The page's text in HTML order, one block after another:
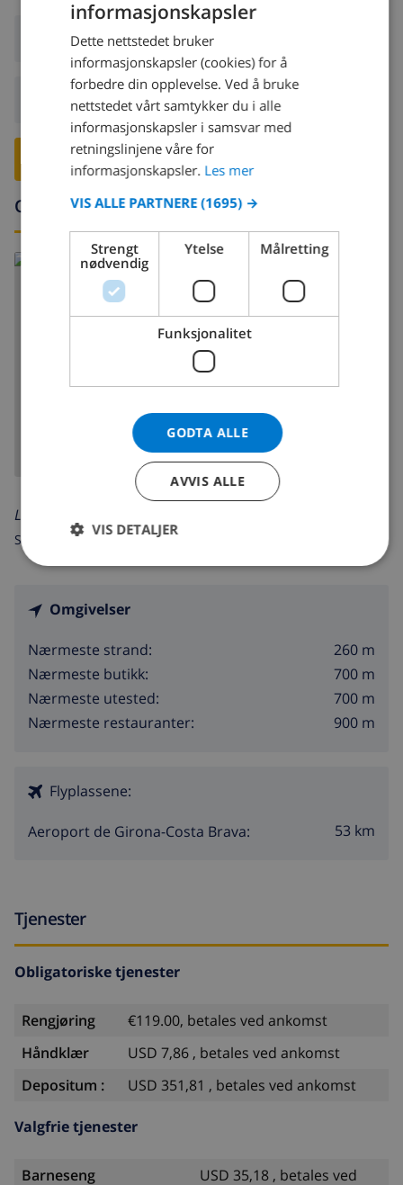
Ankomst: Fra 16:00 før 20:00
Avreise:Før: 10:00
RESERVER DENNE VILLAEN ›
Omgivelser
VIS KART
Les mer om:
Spania > Costa Brava >L'Escala
Omgivelser
Nærmeste strand:
260 m
Nærmeste butikk:
700 m
Nærmeste utested:
700 m
Nærmeste restauranter:
900 m
Flyplassene:
Aeroport de Girona-Costa Brava: 53 km
Tjenester
Obligatoriske tjenester
Rengjøring
€119.00, betales ved ankomst
Håndklær
USD 7,86 , betales ved ankomst
Depositum :
USD 351,81 , betales ved ankomst
Valgfrie tjenester
Barneseng
USD 35,18 , betales ved
SPANISH
GERMAN
NORWEGIAN
informasjonskapsler
Dette nettstedet bruker
informasjonskapsler (cookies) for å
forbedre din opplevelse. Ved å bruke
nettstedet vårt samtykker du i alle
informasjonskapsler i samsvar med
retningslinjene våre for
informasjonskapsler. Les mer
VIS ALLE PARTNERE (1695) →
Strengt
nødvendig
Ytelse Målretting
Funksjonalitet
GODTA ALLE
AVVIS ALLE
VIS DETALJER